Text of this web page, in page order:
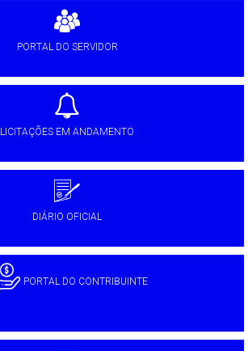
PORTAL DO SERVIDOR
LICITAÇÕES EM ANDAMENTO
DIÁRIO OFICIAL
PORTAL DO CONTRIBUINTE